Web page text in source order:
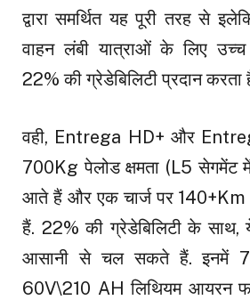
द्वारा समर्थित यह पूरी तरह से
वाहन लंबी यात्राओं के लिए
22% की ग्रेडेबिलिटी प्रदान
वही, Entrega HD+ और
700Kg पेलोड क्षमता (L5
आते हैं और एक चार्ज पर 140+Km
हैं. 22% की ग्रेडेबिलिटी के साथ,
आसानी से चल सकते हैं. इनमें
60V\210 AH लिथियम आयरन